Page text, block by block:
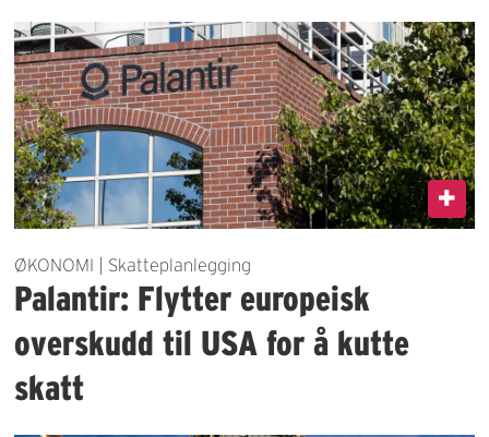
ØKONOMI | Skatteplanlegging
Palantir: Flytter europeisk
overskudd til USA for å kutte
skatt